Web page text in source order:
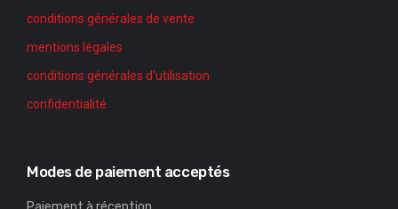
conditions générales de vente
mentions légales
conditions générales d'utilisation
confidentialité
Modes de paiement acceptés